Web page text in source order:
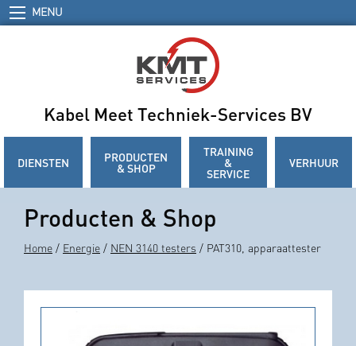
MENU
Kabel Meet Techniek-Services BV
DIENSTEN PRODUCTEN
& SHOP
TRAINING
&
SERVICE
VERHUUR
Producten & Shop
Home / Energie / NEN 3140 testers / PAT310, apparaattester